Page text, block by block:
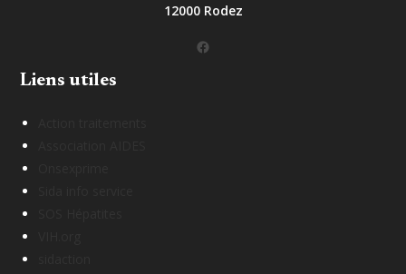
12000 Rodez
Facebook
Liens utiles